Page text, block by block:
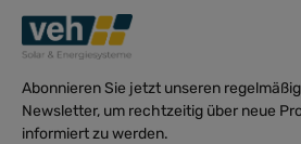
Abonnieren Sie jetzt unseren
Newsletter, um rechtzeitig über neue
informiert zu werden.